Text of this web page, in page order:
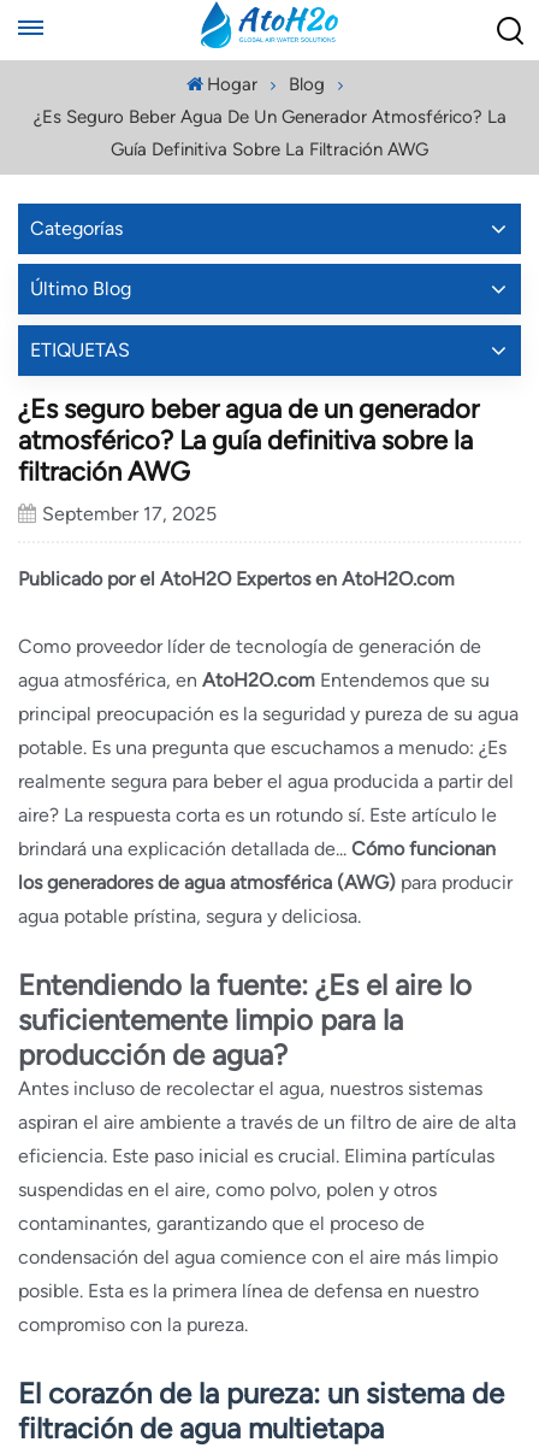
Hogar
Blog
¿Es Seguro Beber Agua De Un Generador Atmosférico? La
Guía Definitiva Sobre La Filtración AWG
Categorías
Último Blog
ETIQUETAS
¿Es seguro beber agua de un generador
atmosférico? La guía definitiva sobre la
filtración AWG
September 17, 2025
Publicado por el AtoH2O Expertos en AtoH2O.com
Como proveedor líder de tecnología de generación de
agua atmosférica, en AtoH2O.com Entendemos que su
principal preocupación es la seguridad y pureza de su agua
potable. Es una pregunta que escuchamos a menudo: ¿Es
realmente segura para beber el agua producida a partir del
aire? La respuesta corta es un rotundo sí. Este artículo le
brindará una explicación detallada de... Cómo funcionan
los generadores de agua atmosférica (AWG) para producir
agua potable prístina, segura y deliciosa.
Entendiendo la fuente: ¿Es el aire lo
suficientemente limpio para la
producción de agua?
Antes incluso de recolectar el agua, nuestros sistemas
aspiran el aire ambiente a través de un filtro de aire de alta
eficiencia. Este paso inicial es crucial. Elimina partículas
suspendidas en el aire, como polvo, polen y otros
contaminantes, garantizando que el proceso de
condensación del agua comience con el aire más limpio
posible. Esta es la primera línea de defensa en nuestro
compromiso con la pureza.
El corazón de la pureza: un sistema de
filtración de agua multietapa